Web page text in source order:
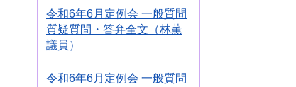
令和6年6月定例会 一般質問
質疑質問・答弁全文（林薫
議員）
令和6年6月定例会 一般質問